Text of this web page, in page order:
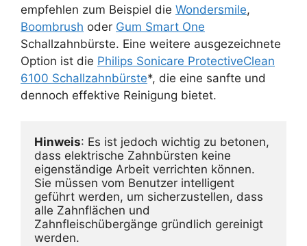
empfehlen zum Beispiel die Wondersmile,
Boombrush oder Gum Smart One
Schallzahnbürste. Eine weitere ausgezeichnete
Option ist die Philips Sonicare ProtectiveClean
6100 Schallzahnbürste*, die eine sanfte und
dennoch effektive Reinigung bietet.
Hinweis: Es ist jedoch wichtig zu betonen,
dass elektrische Zahnbürsten keine
eigenständige Arbeit verrichten können.
Sie müssen vom Benutzer intelligent
geführt werden, um sicherzustellen, dass
alle Zahnflächen und
Zahnfleischübergänge gründlich gereinigt
werden.